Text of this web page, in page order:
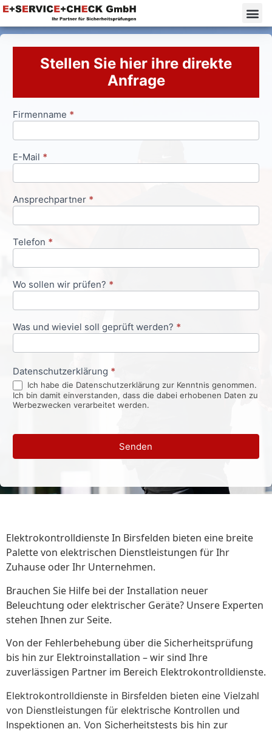
Stellen Sie hier ihre direkte
Anfrage
Anfrageformular
Firmenname *
E-Mail *
Ansprechpartner *
Telefon *
Wo sollen wir prüfen? *
Was und wieviel soll geprüft werden? *
Datenschutzerklärung *
Ich habe die Datenschutzerklärung zur Kenntnis genommen.
Ich bin damit einverstanden, dass die dabei erhobenen Daten zu
Werbezwecken verarbeitet werden.
Senden
Elektrokontrolldienste In Birsfelden bieten eine breite
Palette von elektrischen Dienstleistungen für Ihr
Zuhause oder Ihr Unternehmen.
Brauchen Sie Hilfe bei der Installation neuer
Beleuchtung oder elektrischer Geräte? Unsere Experten
stehen Ihnen zur Seite.
Von der Fehlerbehebung über die Sicherheitsprüfung
bis hin zur Elektroinstallation – wir sind Ihre
zuverlässigen Partner im Bereich Elektrokontrolldienste.
Elektrokontrolldienste in Birsfelden bieten eine Vielzahl
von Dienstleistungen für elektrische Kontrollen und
Inspektionen an. Von Sicherheitstests bis hin zur